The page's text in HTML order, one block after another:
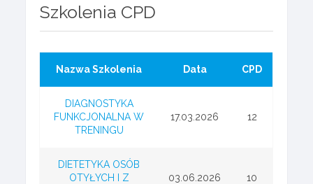
Szkolenia CPD
Nazwa Szkolenia Data CPD
DIAGNOSTYKA
FUNKCJONALNA W
TRENINGU
17.03.2026 12
DIETETYKA OSÓB
OTYŁYCH I Z
03.06.2026 10